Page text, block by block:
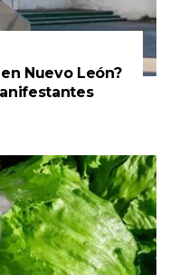
Nuevo León?